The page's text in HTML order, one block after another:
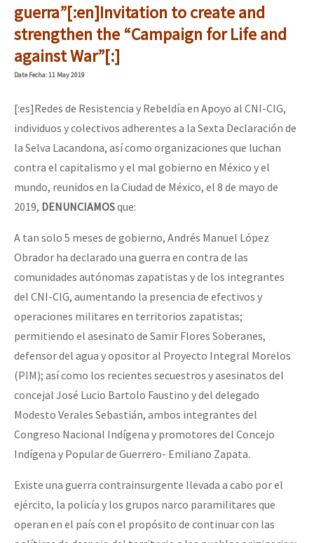
guerra”[:en]Invitation to create and
strengthen the “Campaign for Life and
against War”[:]
DateFecha: 11 May 2019
[:es]Redes de Resistencia y Rebeldía en Apoyo al CNI-CIG,
individuos y colectivos adherentes a la Sexta Declaración de
la Selva Lacandona, así como organizaciones que luchan
contra el capitalismo y el mal gobierno en México y el
mundo, reunidos en la Ciudad de México, el 8 de mayo de
2019, DENUNCIAMOSque:
A tan solo 5 meses de gobierno, Andrés Manuel López
Obrador ha declarado una guerra en contra de las
comunidades autónomas zapatistas y de los integrantes
del CNI-CIG, aumentando la presencia de efectivos y
operaciones militares en territorios zapatistas;
permitiendo el asesinato de Samir Flores Soberanes,
defensor del agua y opositor al Proyecto Integral Morelos
(PIM); así como los recientes secuestros y asesinatos del
concejal José Lucio Bartolo Faustino y del delegado
Modesto Verales Sebastián, ambos integrantes del
Congreso Nacional Indígena y promotores del Concejo
Indígena y Popular de Guerrero- Emiliano Zapata.
Existe una guerra contrainsurgente llevada a cabo por el
ejército, la policía y los grupos narco paramilitares que
operan en el país con el propósito de continuar con las